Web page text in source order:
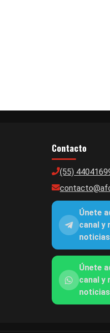
Contacto
(55)
Únete
canal y
Únete
canal y